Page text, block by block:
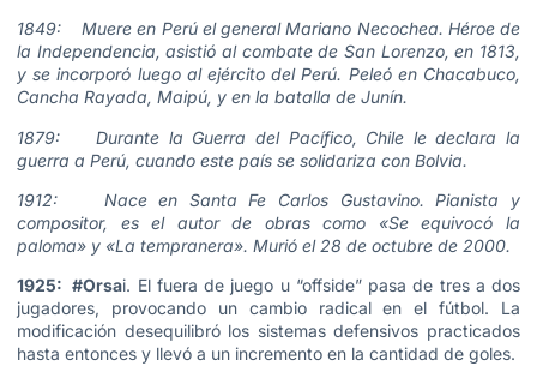
1849: Muere en Perú el general Mariano Necochea. Héroe de
la Independencia, asistió al combate de San Lorenzo, en 1813,
y se incorporó luego al ejército del Perú. Peleó en Chacabuco,
Cancha Rayada, Maipú, y en la batalla de Junín.
1879: Durante la Guerra del Pacífico, Chile le declara la
guerra a Perú, cuando este país se solidariza con Bolvia.
1912: Nace en Santa Fe Carlos Gustavino. Pianista y
compositor, es el autor de obras como «Se equivocó la
paloma» y «La tempranera». Murió el 28 de octubre de 2000.
1925: #Orsai. El fuera de juego u “offside” pasa de tres a dos
jugadores, provocando un cambio radical en el fútbol. La
modificación desequilibró los sistemas defensivos practicados
hasta entonces y llevó a un incremento en la cantidad de goles.